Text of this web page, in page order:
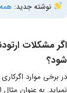
نوشته جدید:
اگر مشکلات
شود؟
در برخی موارد
نمیاید. به عنوان